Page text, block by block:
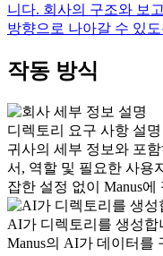
니다. 회사의 구조와 보
방향으로 나아갈 수 있
작동 방식
디렉토리 요구 사항 설명
귀사의 세부 정보와 포
서, 역할 및 필요한 사용
잡한 설정 없이 Manus
AI가 디렉토리를 생성합
Manus의 AI가 데이터를